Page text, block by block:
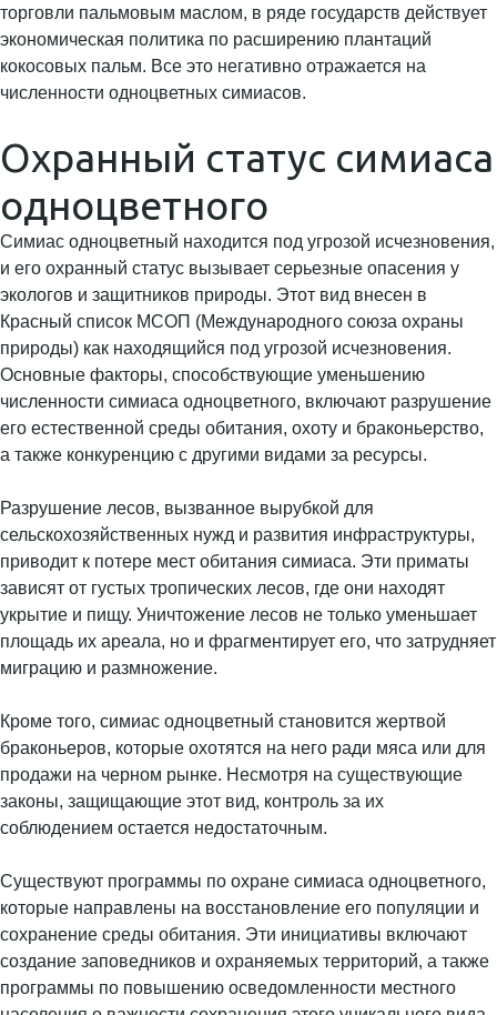
торговли пальмовым маслом, в ряде государств действует
экономическая политика по расширению плантаций
кокосовых пальм. Все это негативно отражается на
численности одноцветных симиасов.
Охранный статус симиаса
одноцветного
Симиас одноцветный находится под угрозой исчезновения,
и его охранный статус вызывает серьезные опасения у
экологов и защитников природы. Этот вид внесен в
Красный список МСОП (Международного союза охраны
природы) как находящийся под угрозой исчезновения.
Основные факторы, способствующие уменьшению
численности симиаса одноцветного, включают разрушение
его естественной среды обитания, охоту и браконьерство,
а также конкуренцию с другими видами за ресурсы.
Разрушение лесов, вызванное вырубкой для
сельскохозяйственных нужд и развития инфраструктуры,
приводит к потере мест обитания симиаса. Эти приматы
зависят от густых тропических лесов, где они находят
укрытие и пищу. Уничтожение лесов не только уменьшает
площадь их ареала, но и фрагментирует его, что затрудняет
миграцию и размножение.
Кроме того, симиас одноцветный становится жертвой
браконьеров, которые охотятся на него ради мяса или для
продажи на черном рынке. Несмотря на существующие
законы, защищающие этот вид, контроль за их
соблюдением остается недостаточным.
Существуют программы по охране симиаса одноцветного,
которые направлены на восстановление его популяции и
сохранение среды обитания. Эти инициативы включают
создание заповедников и охраняемых территорий, а также
программы по повышению осведомленности местного